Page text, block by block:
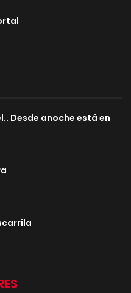
Desde anoche está en